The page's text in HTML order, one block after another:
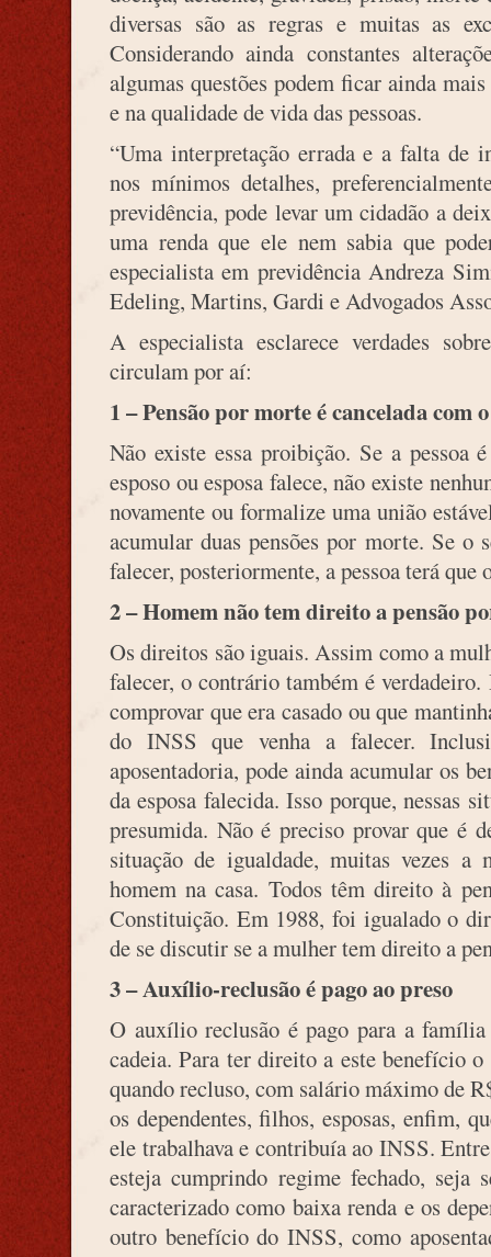
diversas são as regras e muitas as
Considerando ainda constantes
algumas questões podem ficar ainda
e na qualidade de vida das pessoas.
“Uma interpretação errada e a falta de
nos mínimos detalhes,
previdência, pode levar um cidadão a
uma renda que ele nem sabia que
especialista em previdência Andreza
Edeling, Martins, Gardi e Advogados
A especialista esclarece verdades
circulam por aí:
1 – Pensão por morte é cancelada com
Não existe essa proibição. Se a
esposo ou esposa falece, não existe
novamente ou formalize uma união
acumular duas pensões por morte. Se o
falecer, posteriormente, a pessoa terá
2 – Homem não tem direito a pensão
Os direitos são iguais. Assim como a
falecer, o contrário também é
comprovar que era casado ou que
do INSS que venha a falecer.
aposentadoria, pode ainda acumular os
da esposa falecida. Isso porque, nessas
presumida. Não é preciso provar que é
situação de igualdade, muitas vezes
homem na casa. Todos têm direito à
Constituição. Em 1988, foi igualado o
de se discutir se a mulher tem direito a
3 – Auxílio-reclusão é pago ao preso
O auxílio reclusão é pago para a
cadeia. Para ter direito a este benefício
quando recluso, com salário máximo de
os dependentes, filhos, esposas, enfim,
ele trabalhava e contribuía ao INSS.
esteja cumprindo regime fechado, seja
caracterizado como baixa renda e os
outro benefício do INSS, como